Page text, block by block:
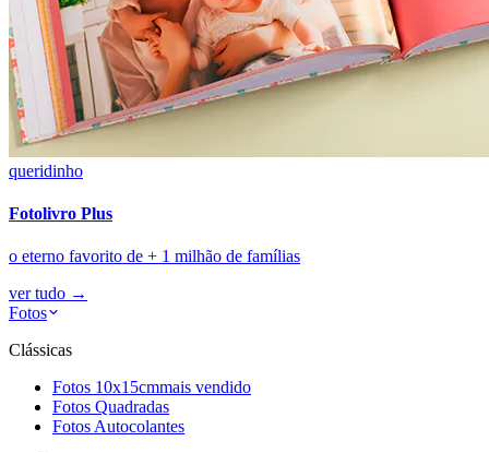
queridinho
Fotolivro Plus
o eterno favorito de + 1 milhão de famílias
ver tudo →
Fotos
Clássicas
Fotos 10x15cmmais vendido
Fotos Quadradas
Fotos Autocolantes